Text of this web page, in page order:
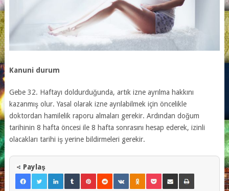
Kanuni durum
Gebe 32. Haftayı doldurduğunda, artık izne ayrılma hakkını
kazanmış olur. Yasal olarak izne ayrılabilmek için öncelikle
doktordan hamilelik raporu almaları gerekir. Ardından doğum
tarihinin 8 hafta öncesi ile 8 hafta sonrasını hesap ederek, izinli
olacakları tarihi iş yerine bildirmeleri gerekir.
Paylaş